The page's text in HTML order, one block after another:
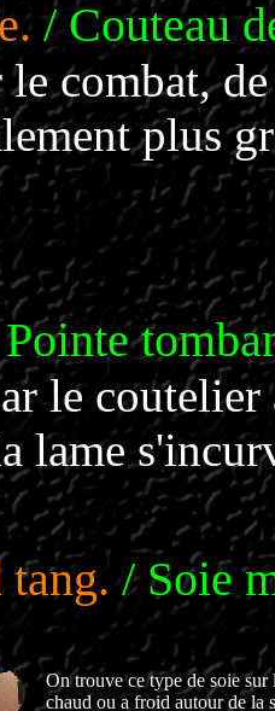
/ Couteau
le combat,
plus
le
lame
tang. / Soie
On trouve ce type de soie sur
chaud ou a froid autour de la